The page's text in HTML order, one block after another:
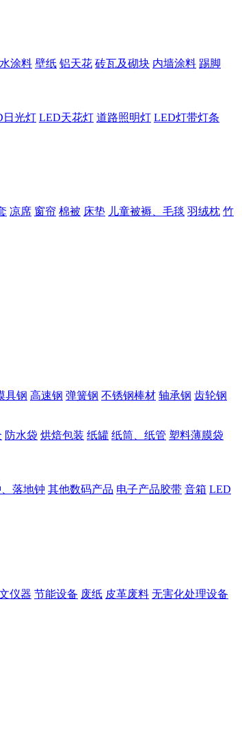
涂料 壁纸 铝天花 砖瓦及砌块 内墙涂料 踢脚
日光灯 LED天花灯 道路照明灯 LED灯带灯条
凉席 窗帘 棉被 床垫 儿童被褥、毛毯 羽绒枕 竹
具钢 高速钢 弹簧钢 不锈钢棒材 轴承钢 齿轮钢
防水袋 烘焙包装 纸罐 纸筒、纸管 塑料薄膜袋
落地钟 其他数码产品 电子产品胶带 音箱 LED
仪器 节能设备 废纸 皮革废料 无害化处理设备